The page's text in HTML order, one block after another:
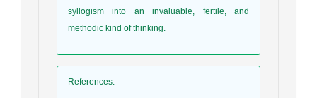
syllogism into an invaluable, fertile, and
methodic kind of thinking.
References: